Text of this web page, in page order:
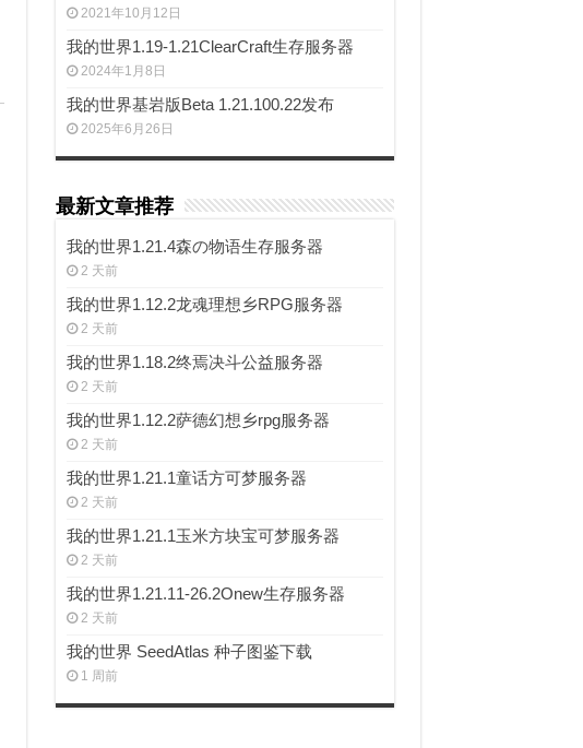
2021年10月12日
我的世界1.19-1.21ClearCraft生存服务器
2024年1月8日
我的世界基岩版Beta 1.21.100.22发布
2025年6月26日
最新文章推荐
我的世界1.21.4森の物语生存服务器
2 天前
我的世界1.12.2龙魂理想乡RPG服务器
2 天前
我的世界1.18.2终焉决斗公益服务器
2 天前
我的世界1.12.2萨德幻想乡rpg服务器
2 天前
我的世界1.21.1童话方可梦服务器
2 天前
我的世界1.21.1玉米方块宝可梦服务器
2 天前
我的世界1.21.11-26.2Onew生存服务器
2 天前
我的世界 SeedAtlas 种子图鉴下载
1 周前